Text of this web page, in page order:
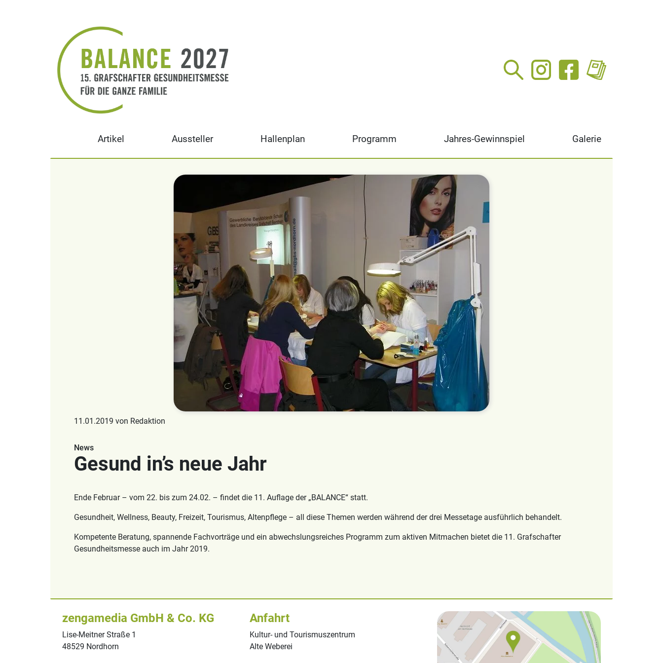
Artikel Aussteller Hallenplan Programm Jahres-Gewinnspiel Galerie
11.01.2019 von Redaktion
News
Gesund in’s neue Jahr
Ende Februar – vom 22. bis zum 24.02. – findet die 11. Auflage der „BALANCE“ statt.
Gesundheit, Wellness, Beauty, Freizeit, Tourismus, Altenpflege – all diese Themen werden während der drei Messetage ausführlich behandelt.
Kompetente Beratung, spannende Fachvorträge und ein abwechslungsreiches Programm zum aktiven Mitmachen bietet die 11. Grafschafter
Gesundheitsmesse auch im Jahr 2019.
zengamedia GmbH & Co. KG
Lise-Meitner Straße 1
48529 Nordhorn
Anfahrt
Kultur- und Tourismuszentrum
Alte Weberei